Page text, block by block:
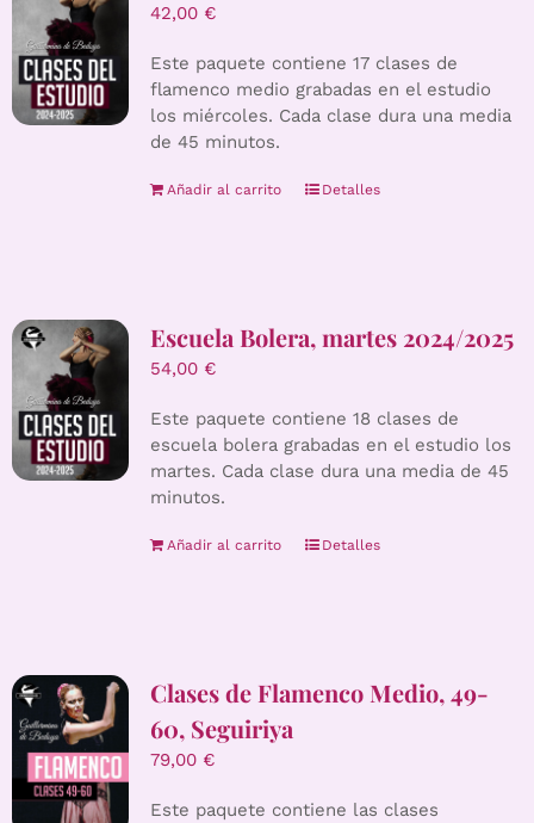
42,00 €
Este paquete contiene 17 clases de
flamenco medio grabadas en el estudio
los miércoles. Cada clase dura una media
de 45 minutos.
Añadir al carrito Detalles
Escuela Bolera, martes 2024/2025
54,00 €
Este paquete contiene 18 clases de
escuela bolera grabadas en el estudio los
martes. Cada clase dura una media de 45
minutos.
Añadir al carrito Detalles
Clases de Flamenco Medio, 49-
60, Seguiriya
79,00 €
Este paquete contiene las clases